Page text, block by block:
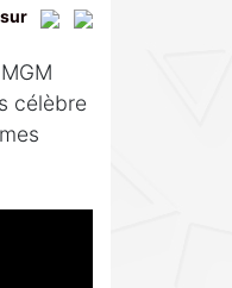
célèbre